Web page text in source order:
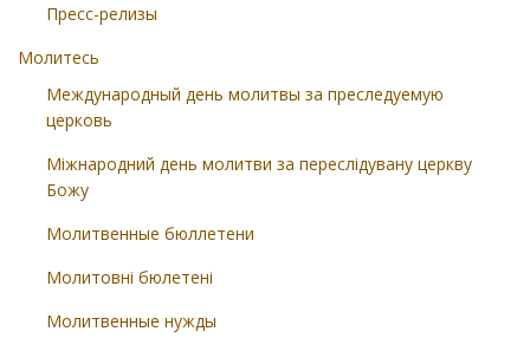
Пресс-релизы
Молитесь
Международный день молитвы за преследуемую
церковь
Міжнародний день молитви за переслідувану церкву
Божу
Молитвенные бюллетени
Молитовні бюлетені
Молитвенные нужды